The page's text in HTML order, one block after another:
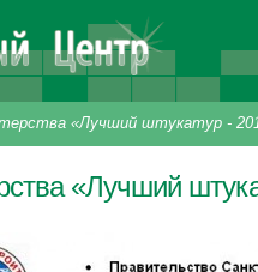
«Лучший
«Лучший штукатур -